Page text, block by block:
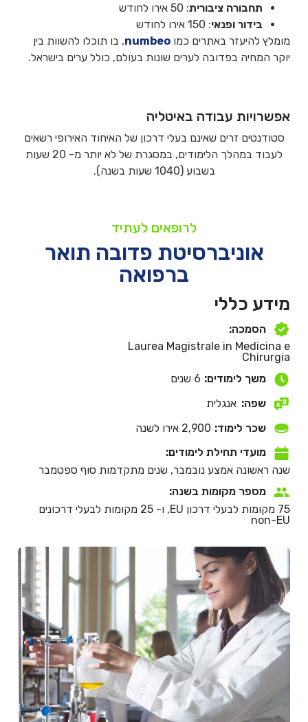
תחבורה ציבורית: 50 אירו לחודש
בידור ופנאי: 150 אירו לחודש
מומלץ להיעזר באתרים כמו numbeo, בו תוכלו להשוות בין
יוקר המחיה בפדובה לערים שונות בעולם, כולל ערים בישראל.
אפשרויות עבודה באיטליה
סטודנטים זרים שאינם בעלי דרכון של האיחוד האירופי רשאים
לעבוד במהלך הלימודים, במסגרת של לא יותר מ- 20 שעות
בשבוע (1040 שעות בשנה).
לרופאים לעתיד
אוניברסיטת פדובה תואר
ברפואה
מידע כללי
הסמכה:
Laurea Magistrale in Medicina e
Chirurgia
משך לימודים: 6 שנים
שפה: אנגלית
שכר לימוד: 2,900 אירו לשנה
מועדי תחילת לימודים:
שנה ראשונה אמצע נובמבר, שנים מתקדמות סוף ספטמבר
מספר מקומות בשנה:
75 מקומות לבעלי דרכון EU, ו- 25 מקומות לבעלי דרכונים
non-EU